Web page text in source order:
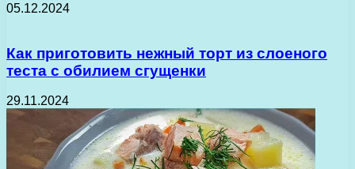
05.12.2024
Как приготовить нежный торт из слоеного
теста с обилием сгущенки
29.11.2024